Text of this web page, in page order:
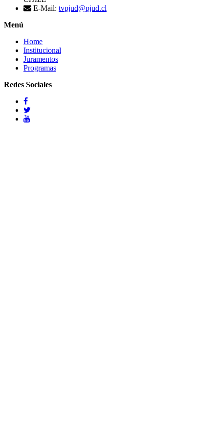
E-Mail: tvpjud@pjud.cl
Menú
Home
Institucional
Juramentos
Programas
Redes Sociales